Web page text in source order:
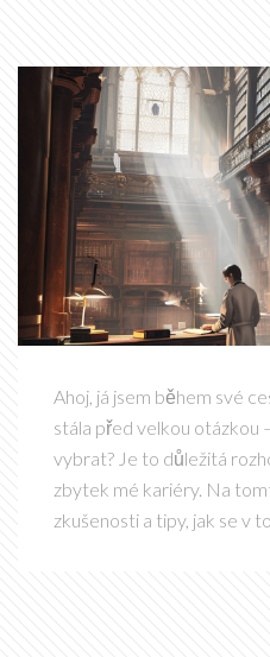
Ahoj, já jsem během své
stála před velkou otázkou
vybrat? Je to důležitá
zbytek mé kariéry. Na
zkušenosti a tipy, jak se v